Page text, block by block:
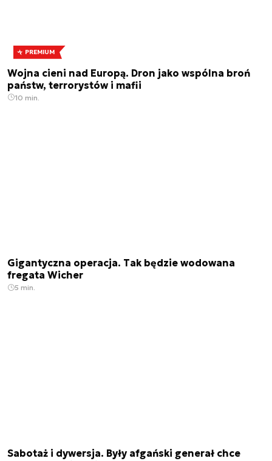
PREMIUM
Wojna cieni nad Europą. Dron jako wspólna broń
państw, terrorystów i mafii
10 min.
Gigantyczna operacja. Tak będzie wodowana
fregata Wicher
5 min.
Sabotaż i dywersja. Były afgański generał chce